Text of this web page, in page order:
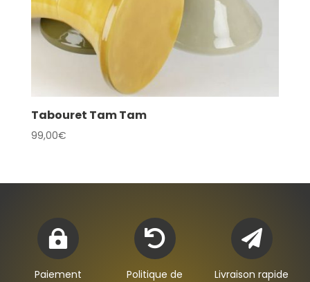
Tabouret Tam Tam
99,00€

Paiement

Politique de

Livraison rapide